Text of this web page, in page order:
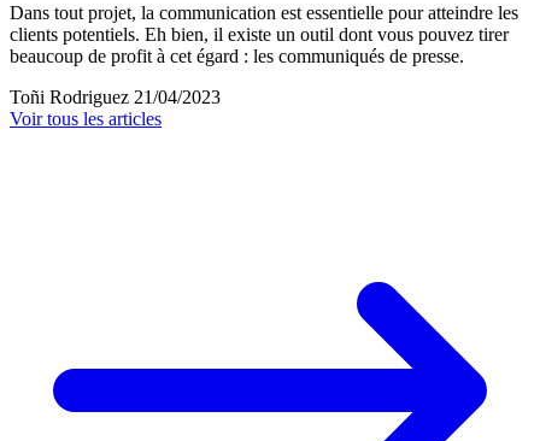
Dans tout projet, la communication est essentielle pour atteindre les
clients potentiels. Eh bien, il existe un outil dont vous pouvez tirer
beaucoup de profit à cet égard : les communiqués de presse.
Toñi Rodriguez 21/04/2023
Voir tous les articles